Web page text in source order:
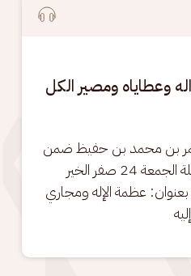
وعطاياه ومصير الكل
بن محمد بن حفيظ ضمن
سلسلة إرشادات السلوك ليلة الجمعة 24 صفر الخير
بعنوان: عظمة الإله ومجاري